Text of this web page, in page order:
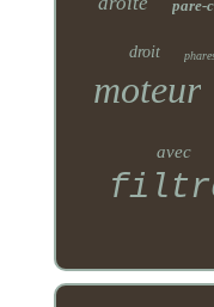
pare-
droit
moteur
avec